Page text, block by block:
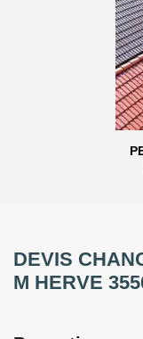
DEVIS
M HERVE